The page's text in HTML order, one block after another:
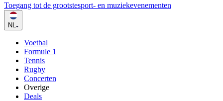
Toegang tot de grootstesport- en muziekevenementen
NL
Voetbal
Formule 1
Tennis
Rugby
Concerten
Overige
Deals